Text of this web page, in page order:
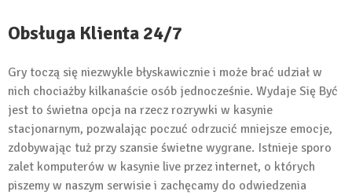
Obsługa Klienta 24/7
Gry toczą się niezwykle błyskawicznie i może brać udział w
nich chociażby kilkanaście osób jednocześnie. Wydaje Się Być
jest to świetna opcja na rzecz rozrywki w kasynie
stacjonarnym, pozwalając poczuć odrzucić mniejsze emocje,
zdobywając tuż przy szansie świetne wygrane. Istnieje sporo
zalet komputerów w kasynie live przez internet, o których
piszemy w naszym serwisie i zachęcamy do odwiedzenia